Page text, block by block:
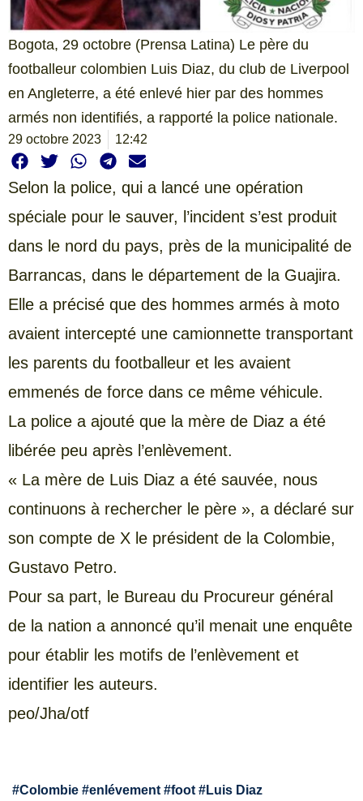
Bogota, 29 octobre (Prensa Latina) Le père du
footballeur colombien Luis Diaz, du club de Liverpool
en Angleterre, a été enlevé hier par des hommes
armés non identifiés, a rapporté la police nationale.
29 octobre 2023 12:42
Selon la police, qui a lancé une opération
spéciale pour le sauver, l’incident s’est produit
dans le nord du pays, près de la municipalité de
Barrancas, dans le département de la Guajira.
Elle a précisé que des hommes armés à moto
avaient intercepté une camionnette transportant
les parents du footballeur et les avaient
emmenés de force dans ce même véhicule.
La police a ajouté que la mère de Diaz a été
libérée peu après l’enlèvement.
« La mère de Luis Diaz a été sauvée, nous
continuons à rechercher le père », a déclaré sur
son compte de X le président de la Colombie,
Gustavo Petro.
Pour sa part, le Bureau du Procureur général
de la nation a annoncé qu’il menait une enquête
pour établir les motifs de l’enlèvement et
identifier les auteurs.
peo/Jha/otf
#Colombie #enlévement #foot #Luis Diaz